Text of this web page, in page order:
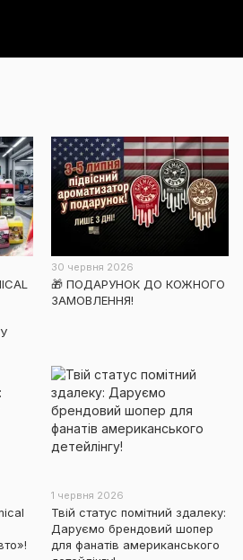
30 червня 2026
🎁 ПОДАРУНОК ДО КОЖНОГО
ЗАМОВЛЕННЯ!
1 червня 2026
Твій статус помітний здалеку:
Даруємо брендовий шопер
для фанатів американського